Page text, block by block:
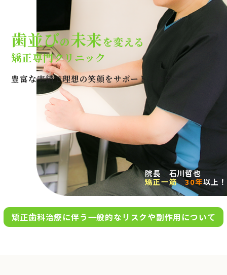
費用について
クリニック案内
Q＆A
アクセス
お問い合わせ
完全
0120-695-578
歯並びの未来を変える
矯正専門クリニック
豊富な実績で理想の笑顔をサポートします
院長 石川哲也
矯正一筋
30年以上！
矯正歯科治療に伴う一般的なリスクや副作用について